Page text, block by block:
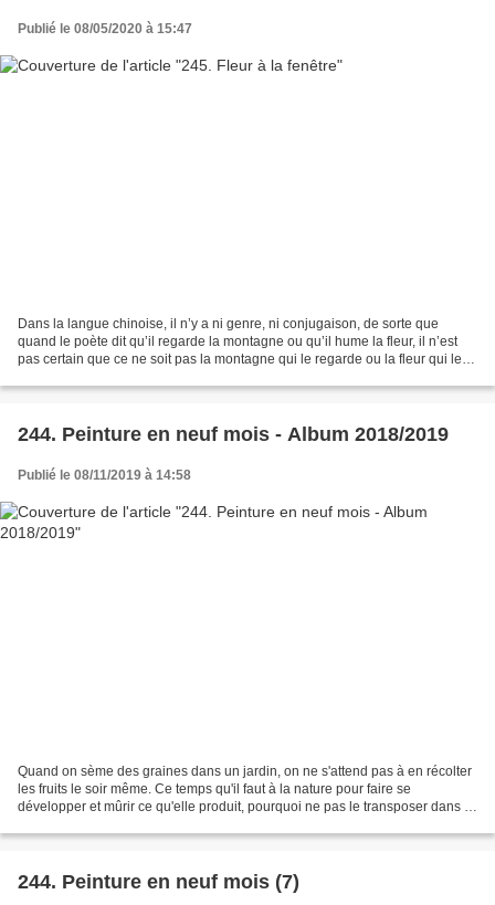
Publié le 08/05/2020 à 15:47
Dans la langue chinoise, il n’y a ni genre, ni conjugaison, de sorte que
quand le poète dit qu’il regarde la montagne ou qu’il hume la fleur, il n’est
pas certain que ce ne soit pas la montagne qui le regarde ou la fleur qui le
244. Peinture en neuf mois - Album 2018/2019
Publié le 08/11/2019 à 14:58
Quand on sème des graines dans un jardin, on ne s'attend pas à en récolter
les fruits le soir même. Ce temps qu'il faut à la nature pour faire se
développer et mûrir ce qu'elle produit, pourquoi ne pas le transposer dans la
244. Peinture en neuf mois (7)